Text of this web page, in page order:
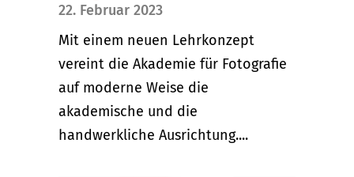
22. Februar 2023
Mit einem neuen Lehrkonzept
vereint die Akademie für Fotografie
auf moderne Weise die
akademische und die
handwerkliche Ausrichtung....